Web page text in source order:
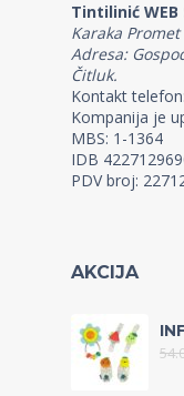
Tintilinić WEB
Karaka Promet
Adresa:
Čitluk.
Kontakt
Kompanija je
MBS: 1-1364
IDB
PDV broj:
AKCIJA